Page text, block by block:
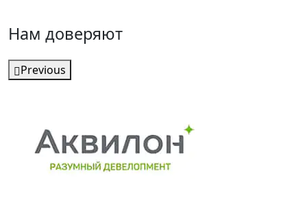
Нам доверяют
Previous